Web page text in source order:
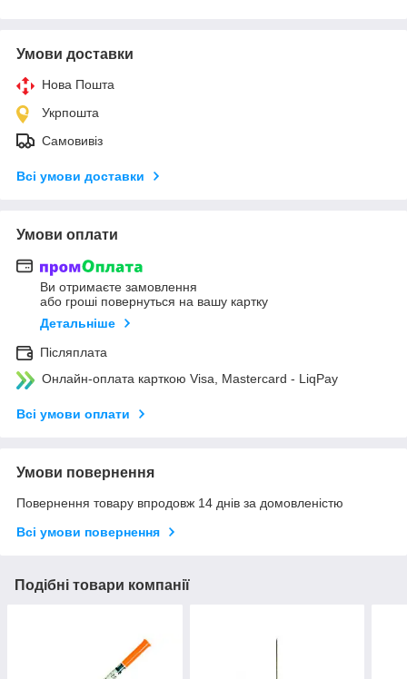
Умови доставки
Нова Пошта
Укрпошта
Самовивіз
Всі умови доставки
Умови оплати
Ви отримаєте замовлення
або гроші повернуться на вашу картку
Детальніше
Післяплата
Онлайн-оплата карткою Visa, Mastercard - LiqPay
Всі умови оплати
Умови повернення
Повернення товару впродовж 14 днів за домовленістю
Всі умови повернення
Подібні товари компанії